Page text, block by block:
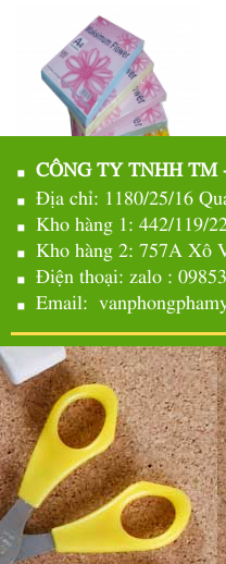
CÔNG TY TNHH TM
Địa chỉ: 1180/25/16
Kho hàng 1: 442/119/
Kho hàng 2: 757A Xô
Điện thoại: zalo :
Email: